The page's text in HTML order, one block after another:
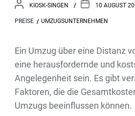
KIOSK-SINGEN 10 AUGUST
PREISE UMZUGSUNTERNEHMEN
Ein Umzug über eine Distanz
eine herausfordernde und
Angelegenheit sein. Es gibt
Faktoren, die die
Umzugs beeinflussen können.